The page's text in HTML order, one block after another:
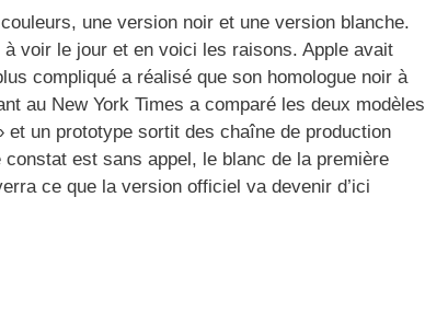
une version noir et une version blanche.
voir le jour et en voici les raisons. Apple avait
compliqué a réalisé que son homologue noir à
au New York Times a comparé les deux modèles
et un prototype sortit des chaîne de production
est sans appel, le blanc de la première
ce que la version officiel va devenir d’ici